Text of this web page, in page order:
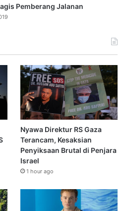
Pemberang Jalanan
Nyawa Direktur RS Gaza
Terancam, Kesaksian
Penyiksaan Brutal di Penjara
Israel
1 hour ago